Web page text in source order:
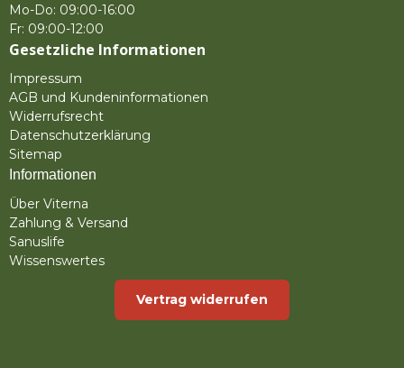
Mo-Do: 09:00-16:00
Fr: 09:00-12:00
Gesetzliche Informationen
Impressum
AGB und Kundeninformationen
Widerrufsrecht
Datenschutzerklärung
Sitemap
Informationen
Über Viterna
Zahlung & Versand
Sanuslife
Wissenswertes
Vertrag widerrufen